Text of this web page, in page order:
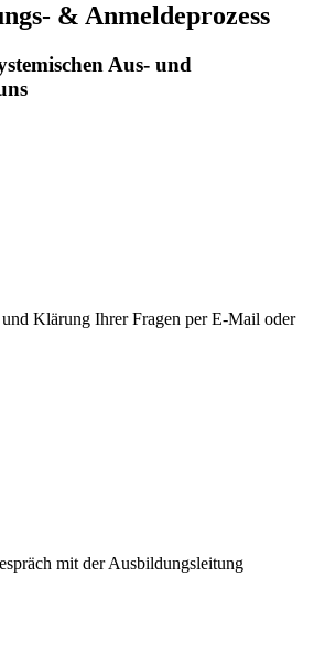
& Anmeldeprozess
Aus- und
Klärung Ihrer Fragen per E-Mail oder
mit der Ausbildungsleitung